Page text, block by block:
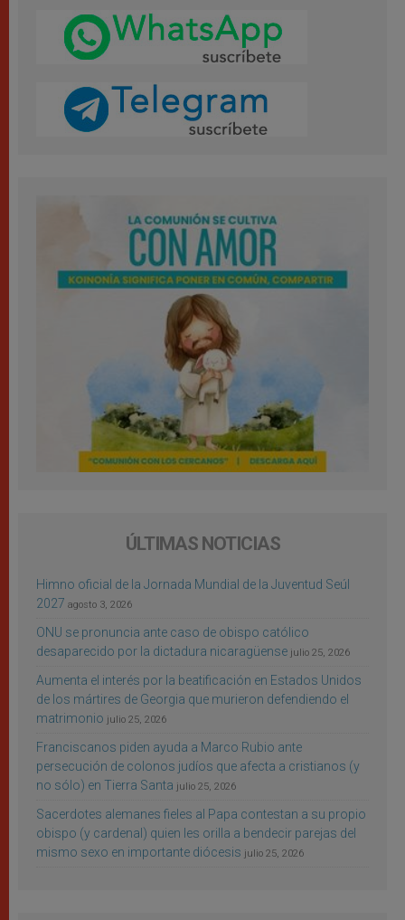
ÚLTIMAS NOTICIAS
Himno oficial de la Jornada Mundial de la Juventud Seúl
2027 agosto 3, 2026
ONU se pronuncia ante caso de obispo católico
desaparecido por la dictadura nicaragüense julio 25, 2026
Aumenta el interés por la beatificación en Estados Unidos
de los mártires de Georgia que murieron defendiendo el
matrimonio julio 25, 2026
Franciscanos piden ayuda a Marco Rubio ante
persecución de colonos judíos que afecta a cristianos (y
no sólo) en Tierra Santa julio 25, 2026
Sacerdotes alemanes fieles al Papa contestan a su propio
obispo (y cardenal) quien les orilla a bendecir parejas del
mismo sexo en importante diócesis julio 25, 2026